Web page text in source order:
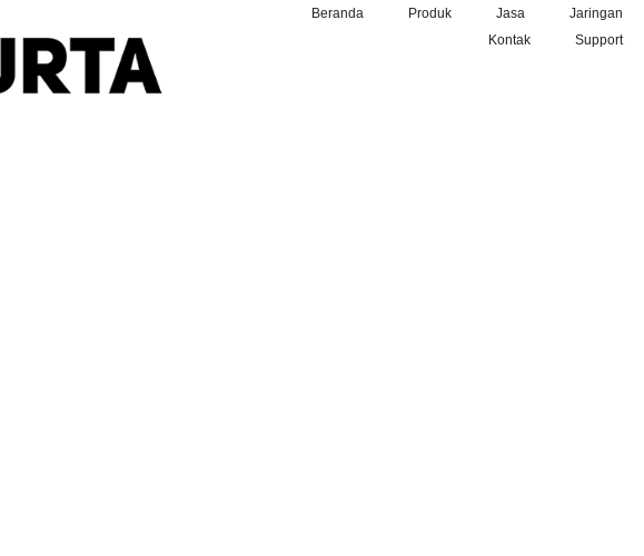
Beranda Produk Jasa
Jaringan
Kontak
Support